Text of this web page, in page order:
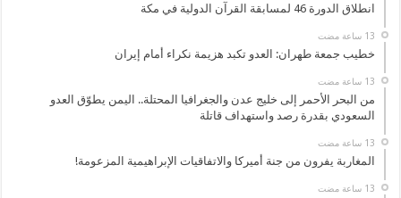
انطلاق الدورة 46 لمسابقة القرآن الدولية في مكة
خطيب جمعة طهران: العدو تكبد هزيمة نكراء أمام إيران
من البحر الأحمر إلى خليج عدن والجغرافيا المحتلة.. اليمن يطوّق العدو
السعودي بقدرة رصد واستهداف قاتلة
المغاربة يفرون من جنة أميركا والاتفاقيات الإبراهيمية المزعومة!